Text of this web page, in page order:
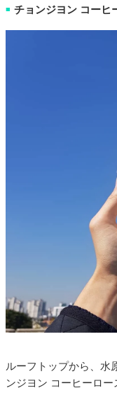
■ チョンジヨン コーヒ
ルーフトップから、水
ンジヨン コーヒーロー